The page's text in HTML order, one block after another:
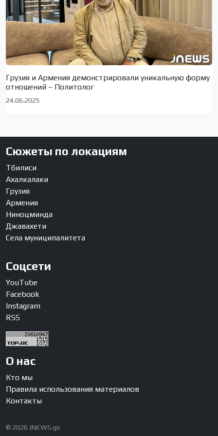
Грузия и Армения демонстрировали уникальную форму
отношений – Политолог
24.06.2025
Сюжеты по локациям
Тбилиси
Ахалкалаки
Грузия
Армения
Ниноцминда
Джавахети
Села муниципалитета
Соцсети
YouTube
Facebook
Instagram
RSS
О нас
Кто мы
Правила использования материалов
Контакты
© 2026 JNEWS.ge